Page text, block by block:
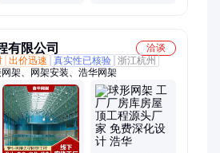
有限公司
洽谈
出价迅速 真实性已核验 浙江杭州
架、网架安装、浩华网架